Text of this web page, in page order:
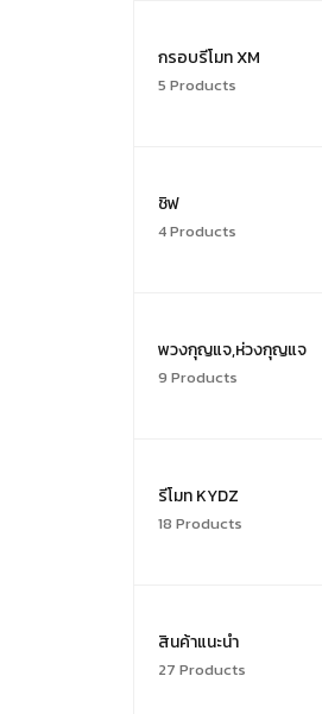
กรอบรีโมท XM
5 Products
ชิฟ
4 Products
พวงกุญแจ,ห่วงกุญแจ
9 Products
รีโมท KYDZ
18 Products
สินค้าแนะนำ
27 Products